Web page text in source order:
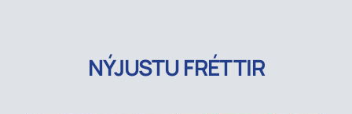
NÝJUSTU FRÉTTIR